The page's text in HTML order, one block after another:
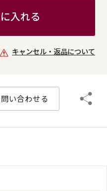
入れる
キャンセル・返品について
問い合わせる